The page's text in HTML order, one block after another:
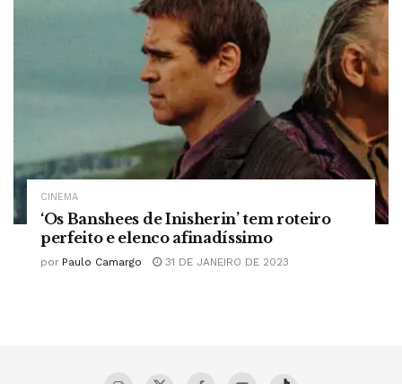
CINEMA
‘Os Banshees de Inisherin’ tem roteiro
perfeito e elenco afinadíssimo
por Paulo Camargo 31 DE JANEIRO DE 2023